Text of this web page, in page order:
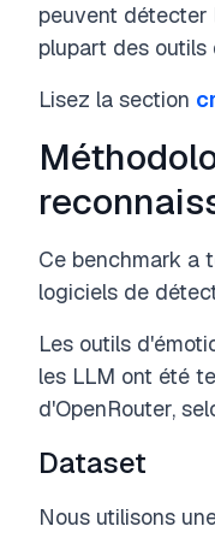
peuvent détecter
plupart des outils
Lisez la section
Ce benchmark a
logiciels de
Les outils
les LLM ont été
d'OpenRouter,
Dataset
Nous utilisons